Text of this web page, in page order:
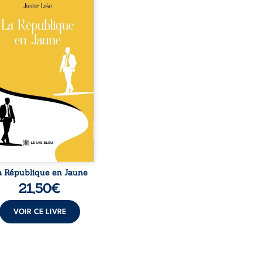
la naissance de
de races différentes
l’ordre établi :
est Noir et Junior est
bien que nés d’un
de Noirs. Très vite,
attire les médias
et transforme
blanc en une figure
sacrée, investie,
certains, d’une mission
Cependant, sous
couvert de ...
République en Jaune
21,50€
VOIR CE LIVRE